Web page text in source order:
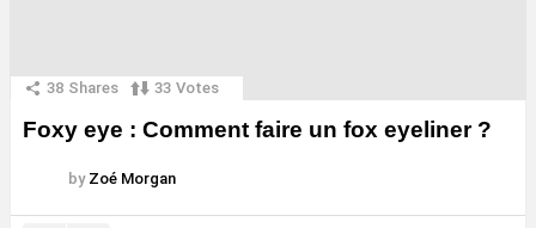
38 Shares 33 Votes
Foxy eye : Comment faire un fox eyeliner ?
by Zoé Morgan